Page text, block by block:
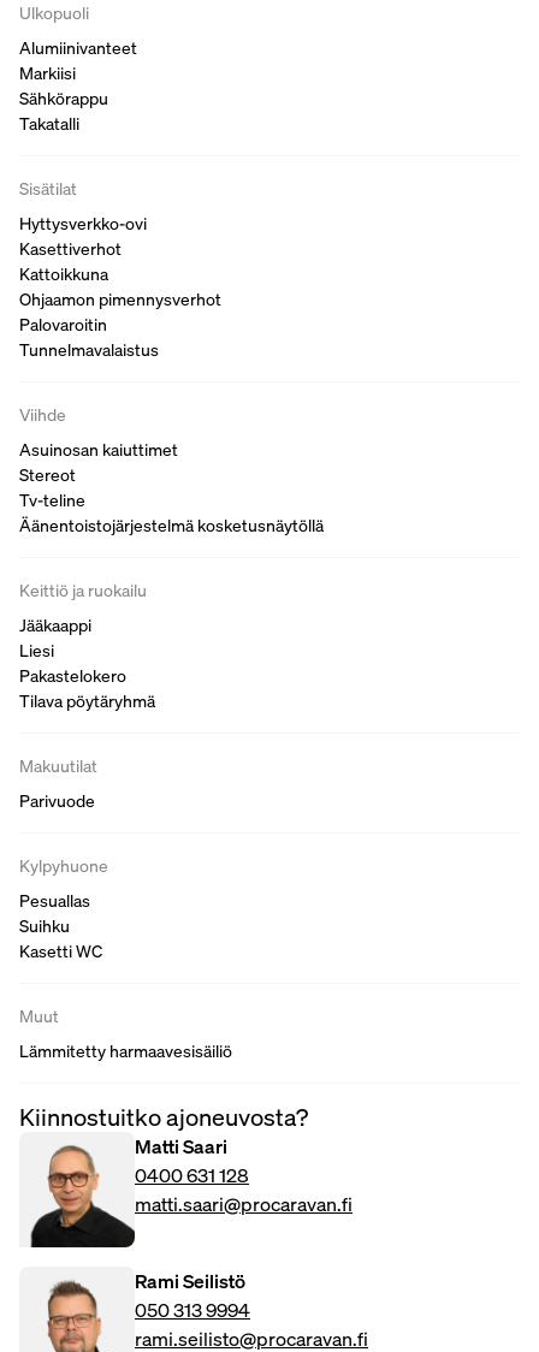
Ulkopuoli
Alumiinivanteet
Markiisi
Sähkörappu
Takatalli
Sisätilat
Hyttysverkko-ovi
Kasettiverhot
Kattoikkuna
Ohjaamon pimennysverhot
Palovaroitin
Tunnelmavalaistus
Viihde
Asuinosan kaiuttimet
Stereot
Tv-teline
Äänentoistojärjestelmä kosketusnäytöllä
Keittiö ja ruokailu
Jääkaappi
Liesi
Pakastelokero
Tilava pöytäryhmä
Makuutilat
Parivuode
Kylpyhuone
Pesuallas
Suihku
Kasetti WC
Muut
Lämmitetty harmaavesisäiliö
Kiinnostuitko ajoneuvosta?
Matti Saari
0400 631 128
matti.saari@procaravan.fi
Rami Seilistö
050 313 9994
rami.seilisto@procaravan.fi